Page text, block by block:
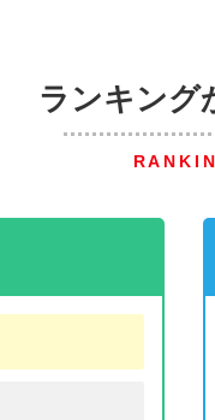
ランキング